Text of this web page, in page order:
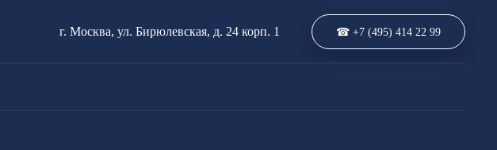
г. Москва, ул. Бирюлевская, д. 24 корп. 1 ☎ +7 (495) 414 22 99